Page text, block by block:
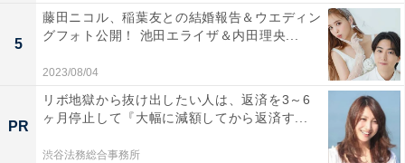
5
藤田ニコル、稲葉友との結婚報告＆ウエディン
グフォト公開！ 池田エライザ＆内田理央...
2023/08/04
PR
リボ地獄から抜け出したい人は、返済を3～6
ヶ月停止して『大幅に減額してから返済す...
渋谷法務総合事務所